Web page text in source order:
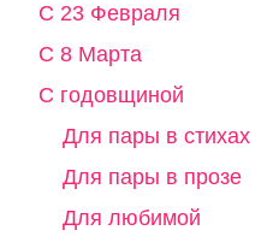
С 23 Февраля
С 8 Марта
С годовщиной
Для пары в стихах
Для пары в прозе
Для любимой